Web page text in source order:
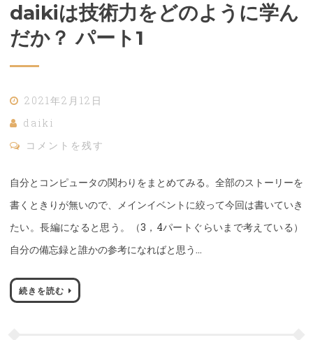
daikiは技術力をどのように学ん
だか？ パート1
2021年2月12日
daiki
コメントを残す
自分とコンピュータの関わりをまとめてみる。全部のストーリーを
書くときりが無いので、メインイベントに絞って今回は書いていき
たい。長編になると思う。（3，4パートぐらいまで考えている）
自分の備忘録と誰かの参考になればと思う…
続きを読む